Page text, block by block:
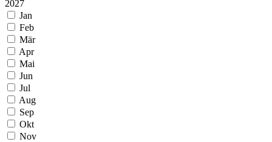
2027
Jan
Feb
Mär
Apr
Mai
Jun
Jul
Aug
Sep
Okt
Nov